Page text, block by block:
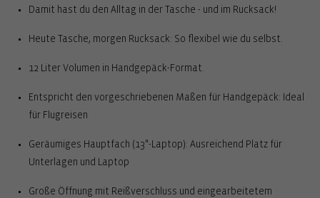
Damit hast du den Alltag in der Tasche - und im Rucksack!
Heute Tasche, morgen Rucksack: So flexibel wie du selbst.
12 Liter Volumen in Handgepäck-Format.
Entspricht den vorgeschriebenen Maßen für Handgepäck: Ideal
für Flugreisen
Geräumiges Hauptfach (13"-Laptop): Ausreichend Platz für
Unterlagen und Laptop
Große Öffnung mit Reißverschluss und eingearbeitetem